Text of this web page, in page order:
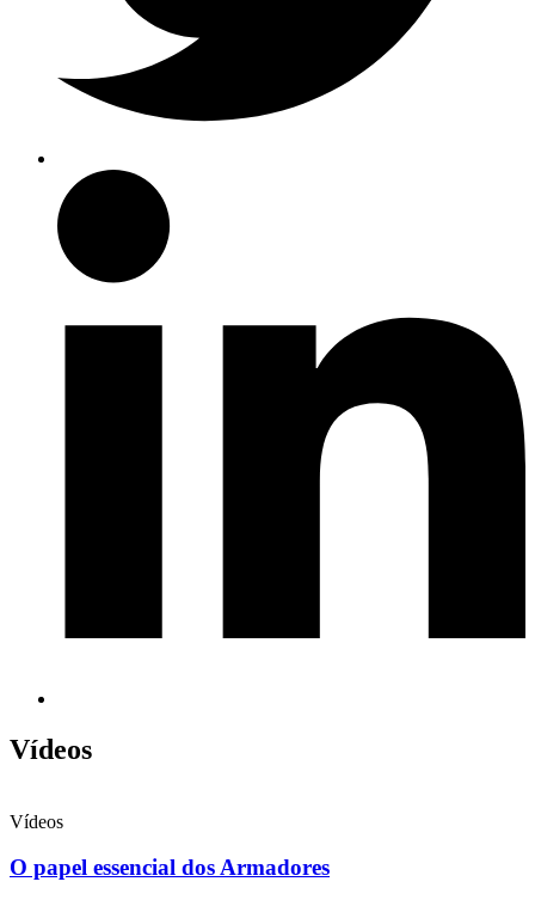
Vídeos
Vídeos
O papel essencial dos Armadores